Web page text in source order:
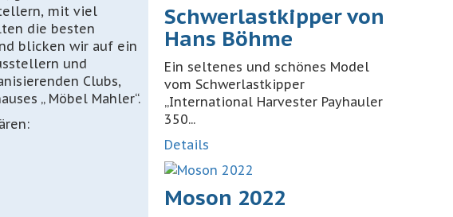
mit viel
die besten
blicken wir auf ein
und
Clubs,
„ Möbel Mahler“.
Schwerlastkipper von
Hans Böhme
Ein seltenes und schönes Model
vom Schwerlastkipper
„International Harvester Payhauler
350...
Details
Moson 2022